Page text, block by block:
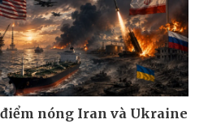
nóng Iran và Ukraine